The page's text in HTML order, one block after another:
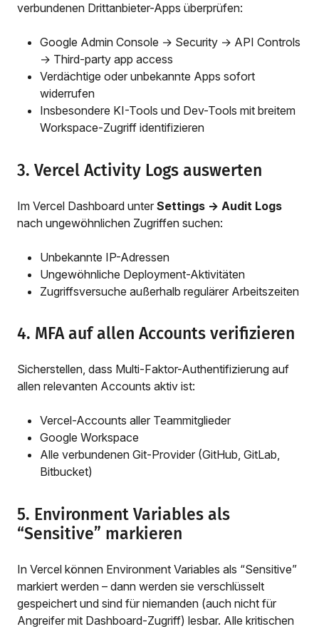
verbundenen Drittanbieter-Apps überprüfen:
Google Admin Console → Security → API Controls
→ Third-party app access
Verdächtige oder unbekannte Apps sofort
widerrufen
Insbesondere KI-Tools und Dev-Tools mit breitem
Workspace-Zugriff identifizieren
3. Vercel Activity Logs auswerten
Im Vercel Dashboard unter Settings → Audit Logs
nach ungewöhnlichen Zugriffen suchen:
Unbekannte IP-Adressen
Ungewöhnliche Deployment-Aktivitäten
Zugriffsversuche außerhalb regulärer Arbeitszeiten
4. MFA auf allen Accounts verifizieren
Sicherstellen, dass Multi-Faktor-Authentifizierung auf
allen relevanten Accounts aktiv ist:
Vercel-Accounts aller Teammitglieder
Google Workspace
Alle verbundenen Git-Provider (GitHub, GitLab,
Bitbucket)
5. Environment Variables als
“Sensitive” markieren
In Vercel können Environment Variables als “Sensitive”
markiert werden – dann werden sie verschlüsselt
gespeichert und sind für niemanden (auch nicht für
Angreifer mit Dashboard-Zugriff) lesbar. Alle kritischen